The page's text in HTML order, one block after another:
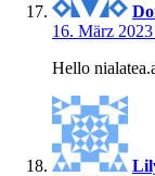
16. März
Hello